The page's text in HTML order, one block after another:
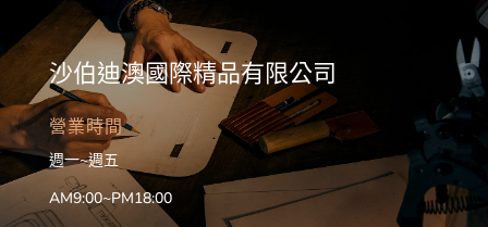
沙伯迪澳國際精品有限公司
營業時間
週一~週五
AM9:00~PM18:00